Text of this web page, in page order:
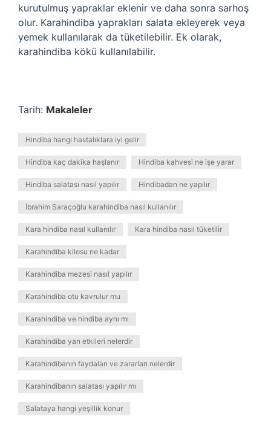
kurutulmuş yapraklar eklenir ve daha sonra sarhoş
olur. Karahindiba yaprakları salata ekleyerek veya
yemek kullanılarak da tüketilebilir. Ek olarak,
karahindiba kökü kullanılabilir.
Tarih: Makaleler
Hindiba hangi hastalıklara iyi gelir
Hindiba kaç dakika haşlanır Hindiba kahvesi ne işe yarar
Hindiba salatası nasıl yapılır Hindibadan ne yapılır
İbrahim Saraçoğlu karahindiba nasıl kullanılır
Kara hindiba nasıl kullanılır Kara hindiba nasıl tüketilir
Karahindiba kilosu ne kadar
Karahindiba mezesi nasıl yapılır
Karahindiba otu kavrulur mu
Karahindiba ve hindiba aynı mı
Karahindiba yan etkileri nelerdir
Karahindibanın faydaları ve zararları nelerdir
Karahindibanın salatası yapılır mı
Salataya hangi yeşillik konur